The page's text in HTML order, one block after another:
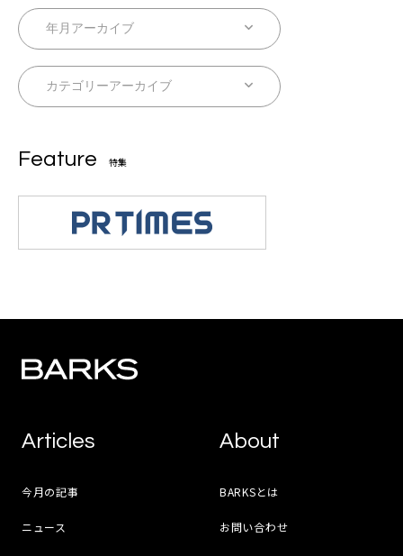
Feature 特集
Articles
今月の記事
ニュース
About
BARKSとは
お問い合わせ